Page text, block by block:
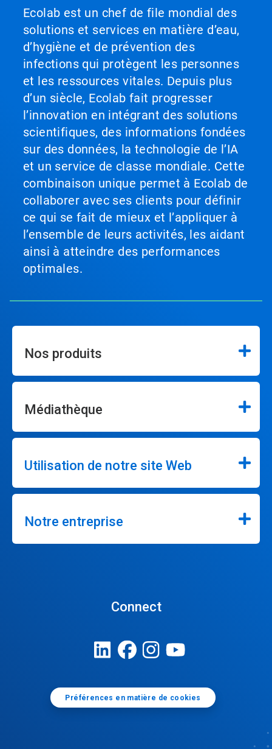
Ecolab est un chef de file mondial des
solutions et services en matière d’eau,
d’hygiène et de prévention des
infections qui protègent les personnes
et les ressources vitales. Depuis plus
d’un siècle, Ecolab fait progresser
l’innovation en intégrant des solutions
scientifiques, des informations fondées
sur des données, la technologie de l’IA
et un service de classe mondiale. Cette
combinaison unique permet à Ecolab de
collaborer avec ses clients pour définir
ce qui se fait de mieux et l’appliquer à
l’ensemble de leurs activités, les aidant
ainsi à atteindre des performances
optimales.
Nos produits
Médiathèque
Utilisation de notre site Web
Notre entreprise
Connect
Préférences en matière de cookies